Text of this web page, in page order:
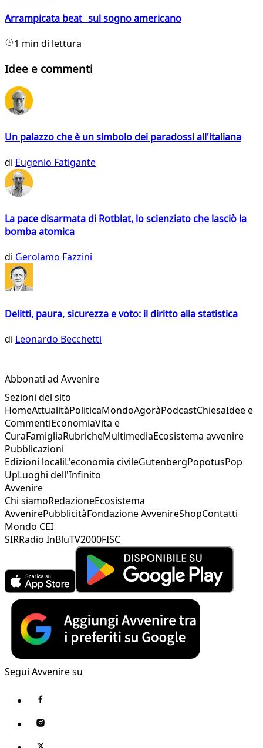
Arrampicata beat sul sogno americano
1 min di lettura
Idee e commenti
Un palazzo che è un simbolo dei paradossi all'italiana
di Eugenio Fatigante
La pace disarmata di Rotblat, lo scienziato che lasciò la
bomba atomica
di Gerolamo Fazzini
Delitti, paura, sicurezza e voto: il diritto alla statistica
di Leonardo Becchetti
Abbonati ad Avvenire
Sezioni del sito
HomeAttualitàPoliticaMondoAgoràPodcastChiesaIdee e
CommentiEconomiaVita e
CuraFamigliaRubricheMultimediaEcosistema avvenire
Pubblicazioni
Edizioni localiL'economia civileGutenbergPopotusPop
UpLuoghi dell'Infinito
Avvenire
Chi siamoRedazioneEcosistema
AvvenirePubblicitàFondazione AvvenireShopContatti
Mondo CEI
SIRRadio InBluTV2000FISC
Segui Avvenire su